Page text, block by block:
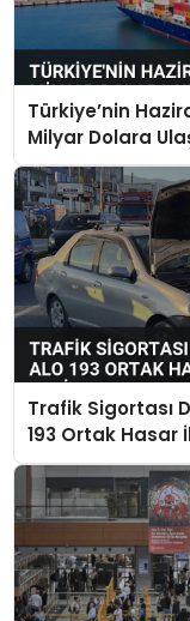
Türkiye’nin
Milyar Dolara
Trafik Sigortası
193 Ortak Hasar